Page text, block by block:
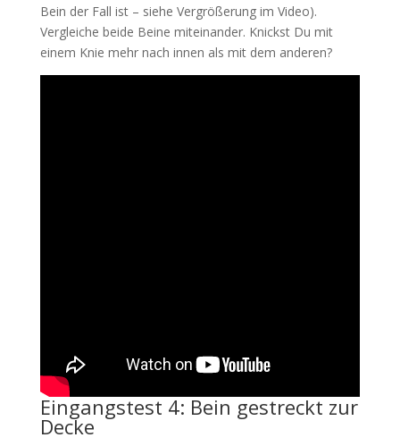
Bein der Fall ist – siehe Vergrößerung im Video).
Vergleiche beide Beine miteinander. Knickst Du mit
einem Knie mehr nach innen als mit dem anderen?
Eingangstest 4: Bein gestreckt zur
Decke